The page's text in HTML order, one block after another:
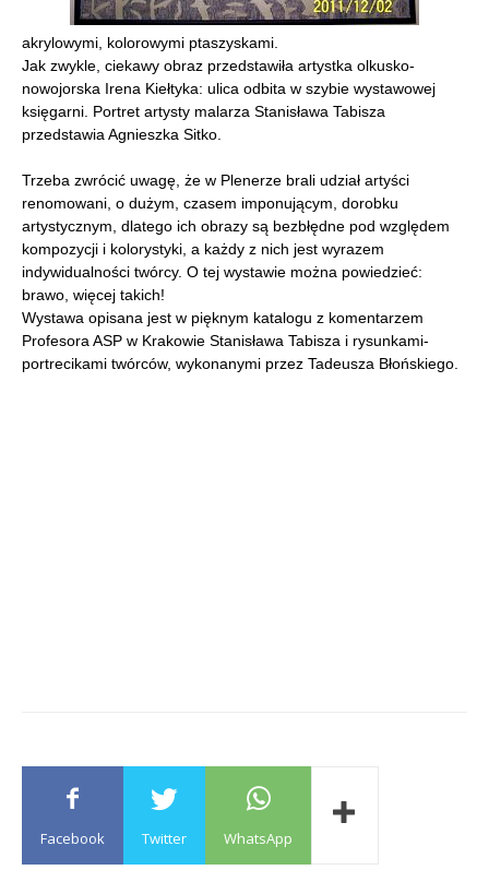
akrylowymi, kolorowymi ptaszyskami.
Jak zwykle, ciekawy obraz przedstawiła artystka olkusko-
nowojorska Irena Kiełtyka: ulica odbita w szybie wystawowej
księgarni. Portret artysty malarza Stanisława Tabisza
przedstawia Agnieszka Sitko.
Trzeba zwrócić uwagę, że w Plenerze brali udział artyści
renomowani, o dużym, czasem imponującym, dorobku
artystycznym, dlatego ich obrazy są bezbłędne pod względem
kompozycji i kolorystyki, a każdy z nich jest wyrazem
indywidualności twórcy. O tej wystawie można powiedzieć:
brawo, więcej takich!
Wystawa opisana jest w pięknym katalogu z komentarzem
Profesora ASP w Krakowie Stanisława Tabisza i rysunkami-
portrecikami twórców, wykonanymi przez Tadeusza Błońskiego.
Facebook Twitter WhatsApp